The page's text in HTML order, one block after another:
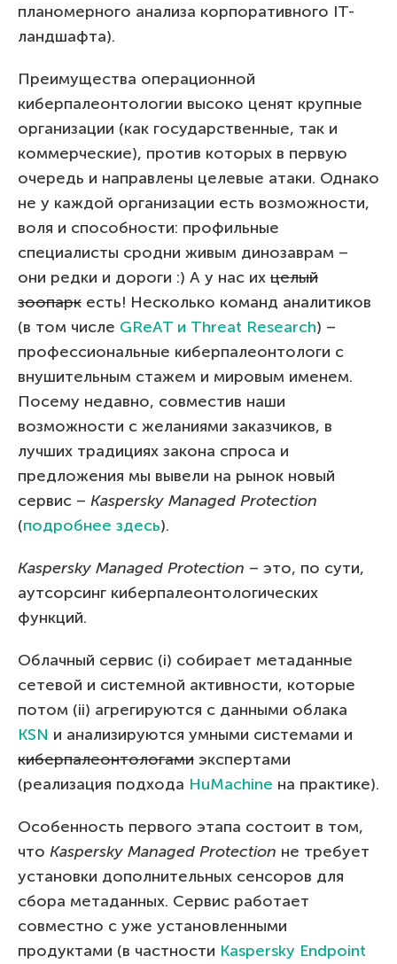
планомерного анализа корпоративного IT-
ландшафта).
Преимущества операционной
киберпалеонтологии высоко ценят крупные
организации (как государственные, так и
коммерческие), против которых в первую
очередь и направлены целевые атаки. Однако
не у каждой организации есть возможности,
воля и способности: профильные
специалисты сродни живым динозаврам –
они редки и дороги :) А у нас их целый
зоопарк есть! Несколько команд аналитиков
(в том числе GReAT и Threat Research) –
профессиональные киберпалеонтологи с
внушительным стажем и мировым именем.
Посему недавно, совместив наши
возможности с желаниями заказчиков, в
лучших традициях закона спроса и
предложения мы вывели на рынок новый
сервис – Kaspersky Managed Protection
(подробнее здесь).
Kaspersky Managed Protection – это, по сути,
аутсорсинг киберпалеонтологических
функций.
Облачный сервис (i) собирает метаданные
сетевой и системной активности, которые
потом (ii) агрегируются с данными облака
KSN и анализируются умными системами и
киберпалеонтологами экспертами
(реализация подхода HuMachine на практике).
Особенность первого этапа состоит в том,
что Kaspersky Managed Protection не требует
установки дополнительных сенсоров для
сбора метаданных. Сервис работает
совместно с уже установленными
продуктами (в частности Kaspersky Endpoint